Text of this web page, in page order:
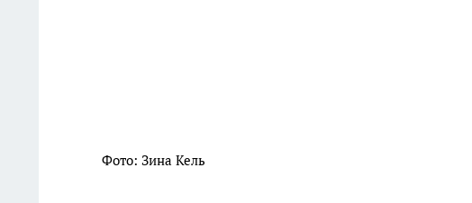
Фото: Зина Кель